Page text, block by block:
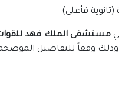
فأعلى)
مستشفى الملك فهد
وفقاً للتفاصيل الموضحة